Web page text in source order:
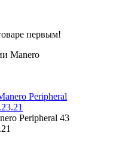
первым!
Manero
Peripheral 43